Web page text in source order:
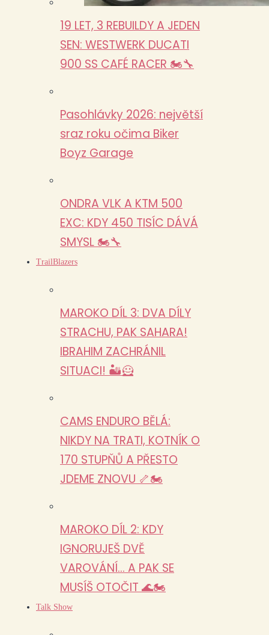
19 LET, 3 REBUILDY A JEDEN
SEN: WESTWERK DUCATI
900 SS CAFÉ RACER 🏍️🔧
Pasohlávky 2026: největší
sraz roku očima Biker
Boyz Garage
ONDRA VLK A KTM 500
EXC: KDY 450 TISÍC DÁVÁ
SMYSL 🏍️🔧
TrailBlazers
MAROKO DÍL 3: DVA DÍLY
STRACHU, PAK SAHARA!
IBRAHIM ZACHRÁNIL
SITUACI! 🏜️🦸
CAMS ENDURO BĚLÁ:
NIKDY NA TRATI, KOTNÍK O
170 STUPŇŮ A PŘESTO
JDEME ZNOVU 🦴🏍️
MAROKO DÍL 2: KDY
IGNORUJEŠ DVĚ
VAROVÁNÍ… A PAK SE
MUSÍŠ OTOČIT 🌊🏍️
Talk Show